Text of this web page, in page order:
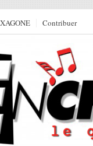
Contribuer